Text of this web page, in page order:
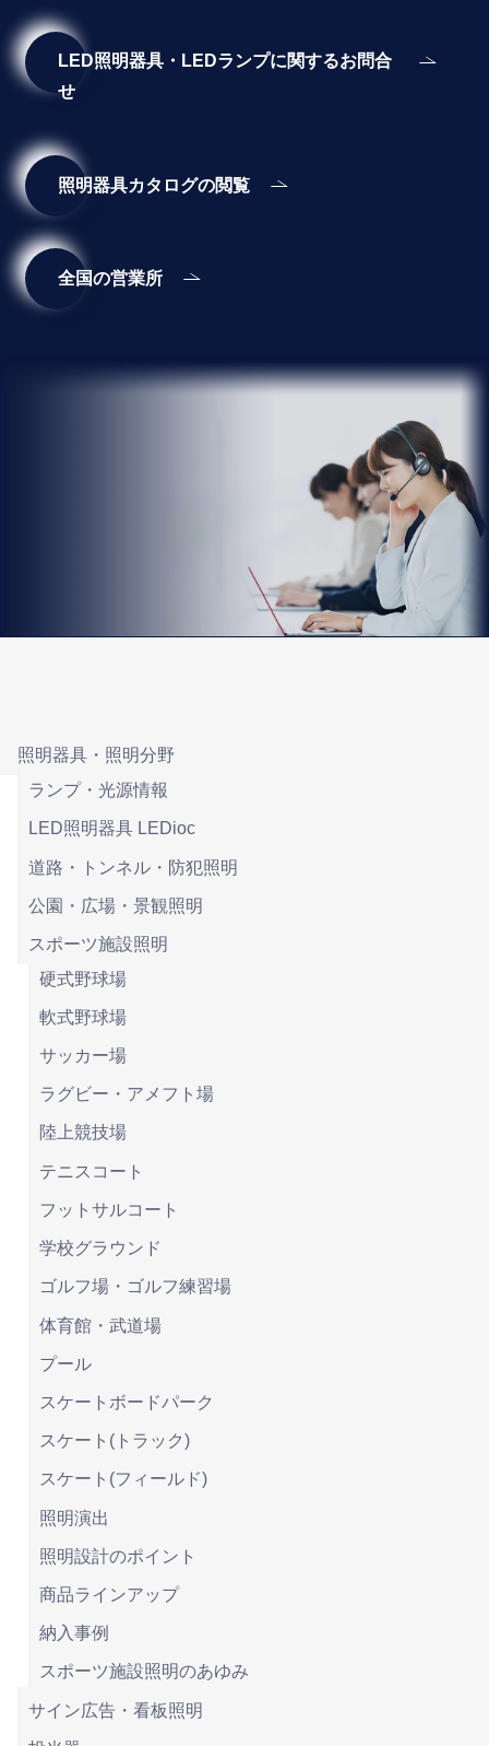
LED照明器具・LEDランプに関するお問合
せ
照明器具カタログの閲覧
全国の営業所
照明器具・照明分野
ランプ・光源情報
LED照明器具 LEDioc
道路・トンネル・防犯照明
公園・広場・景観照明
スポーツ施設照明
硬式野球場
軟式野球場
サッカー場
ラグビー・アメフト場
陸上競技場
テニスコート
フットサルコート
学校グラウンド
ゴルフ場・ゴルフ練習場
体育館・武道場
プール
スケートボードパーク
スケート(トラック)
スケート(フィールド)
照明演出
照明設計のポイント
商品ラインアップ
納入事例
スポーツ施設照明のあゆみ
サイン広告・看板照明